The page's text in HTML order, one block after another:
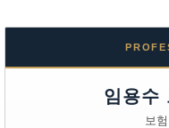
임용수
보